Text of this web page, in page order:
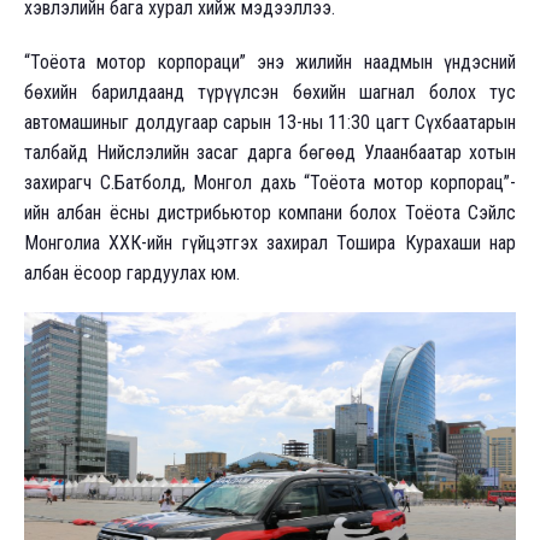
хэвлэлийн бага хурал хийж мэдээллээ.
“Тоёота мотор корпораци” энэ жилийн наадмын үндэсний
бөхийн барилдаанд түрүүлсэн бөхийн шагнал болох тус
автомашиныг долдугаар сарын 13-ны 11:30 цагт Сүхбаатарын
талбайд Нийслэлийн засаг дарга бөгөөд Улаанбаатар хотын
захирагч С.Батболд, Монгол дахь “Тоёота мотор корпорац”-
ийн албан ёсны дистрибьютор компани болох Тоёота Сэйлс
Монголиа ХХК-ийн гүйцэтгэх захирал Тошира Курахаши нар
албан ёсоор гардуулах юм.